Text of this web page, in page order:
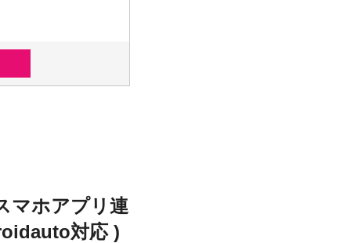
マホアプリ連
対応 )